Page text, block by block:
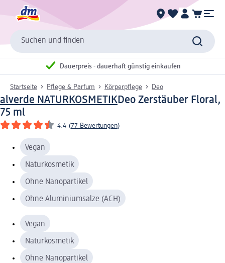
Suchen und finden
Dauerpreis - dauerhaft günstig einkaufen
Startseite Pflege & Parfum Körperpflege Deo
alverde NATURKOSMETIKDeo Zerstäuber Floral,
75 ml
4.4 (77 Bewertungen)
Vegan
Naturkosmetik
Ohne Nanopartikel
Ohne Aluminiumsalze (ACH)
Vegan
Naturkosmetik
Ohne Nanopartikel